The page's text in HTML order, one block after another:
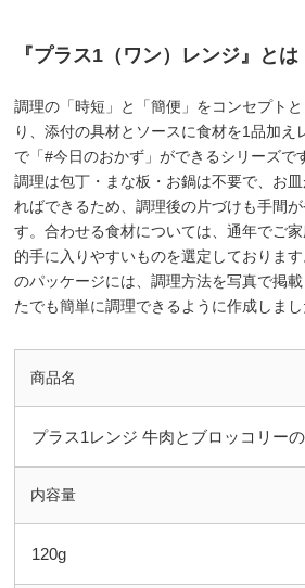
『プラス1（ワン）レンジ』とは
調理の「時短」と「簡便」をコンセプト
り、添付の具材とソースに食材を1品加え
で「#今日のおかず」ができるシリーズで
調理は包丁・まな板・お鍋は不要で、お
ればできるため、調理後の片づけも手間が
す。合わせる食材については、通年でご
的手に入りやすいものを選定しておりま
のパッケージには、調理方法を写真で掲
たでも簡単に調理できるように作成しまし
商品名
プラス1レンジ 牛肉とブロッコリー
内容量
120g